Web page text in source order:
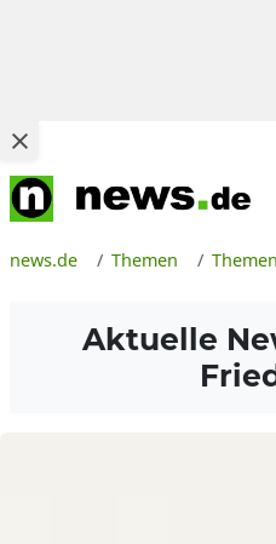
news.de Themen
Aktuelle